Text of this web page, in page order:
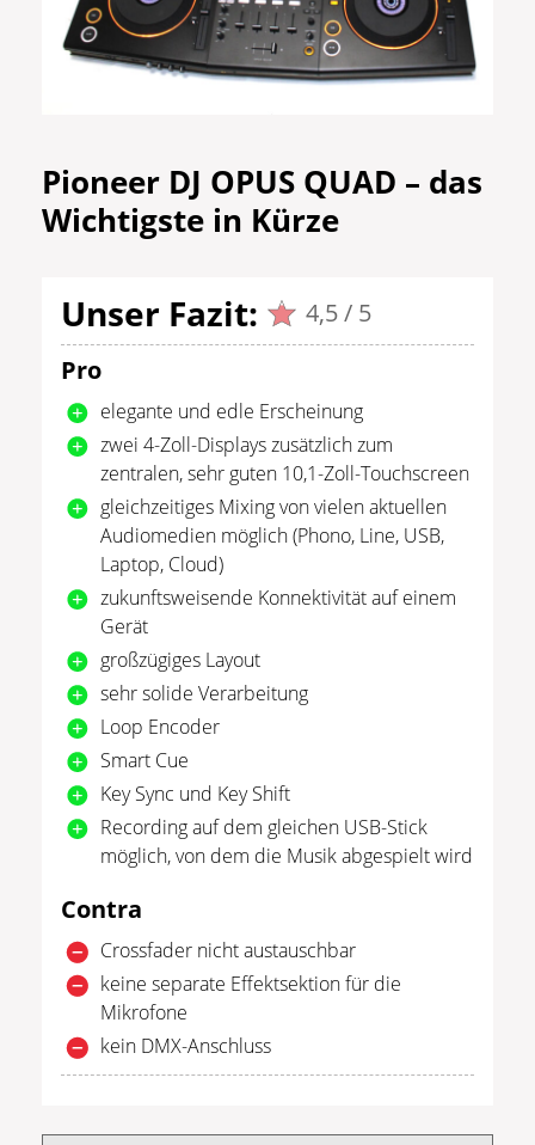
Pioneer DJ OPUS QUAD – das
Wichtigste in Kürze
Unser Fazit:
4,5 / 5
Pro
elegante und edle Erscheinung
zwei 4-Zoll-Displays zusätzlich zum
zentralen, sehr guten 10,1-Zoll-Touchscreen
gleichzeitiges Mixing von vielen aktuellen
Audiomedien möglich (Phono, Line, USB,
Laptop, Cloud)
zukunftsweisende Konnektivität auf einem
Gerät
großzügiges Layout
sehr solide Verarbeitung
Loop Encoder
Smart Cue
Key Sync und Key Shift
Recording auf dem gleichen USB-Stick
möglich, von dem die Musik abgespielt wird
Contra
Crossfader nicht austauschbar
keine separate Effektsektion für die
Mikrofone
kein DMX-Anschluss